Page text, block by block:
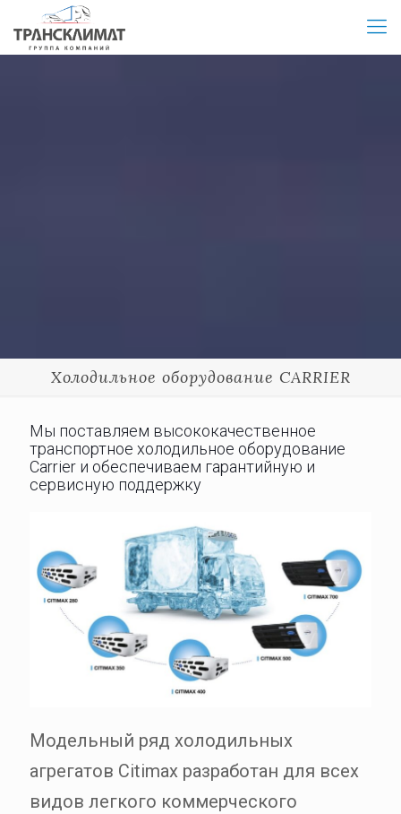
Холодильное оборудование CARRIER
Мы поставляем высококачественное
транспортное холодильное оборудование
Carrier и обеспечиваем гарантийную и
сервисную поддержку
Модельный ряд холодильных
агрегатов Citimax разработан для всех
видов легкого коммерческого